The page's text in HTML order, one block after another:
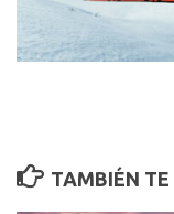
TAMBIÉN TE